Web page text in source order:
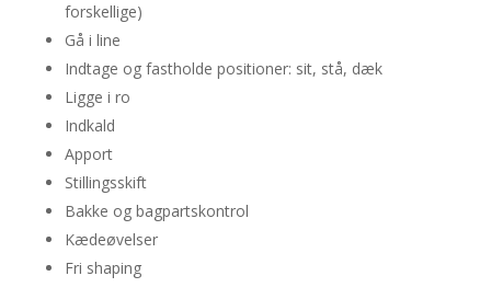
forskellige)
Gå i line
Indtage og fastholde positioner: sit, stå, dæk
Ligge i ro
Indkald
Apport
Stillingsskift
Bakke og bagpartskontrol
Kædeøvelser
Fri shaping